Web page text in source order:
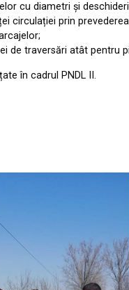
cu diametri și
circulației prin
de traversări atât pentru
în cadrul PNDL II.